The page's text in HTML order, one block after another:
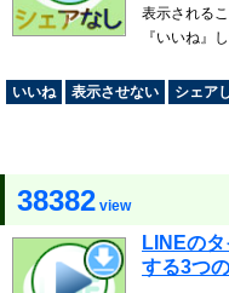
表示される
『いいね』
いいね
表示させない シェア
38382 view
LINEの
する3つ